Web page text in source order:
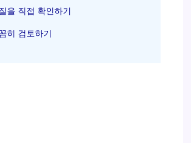
을 직접 확인하기
히 검토하기